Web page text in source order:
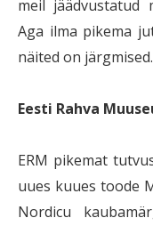
meil jäädvustatud
Aga ilma pikema
näited on järgmised.
Eesti Rahva
ERM pikemat
uues kuues toode
Nordicu